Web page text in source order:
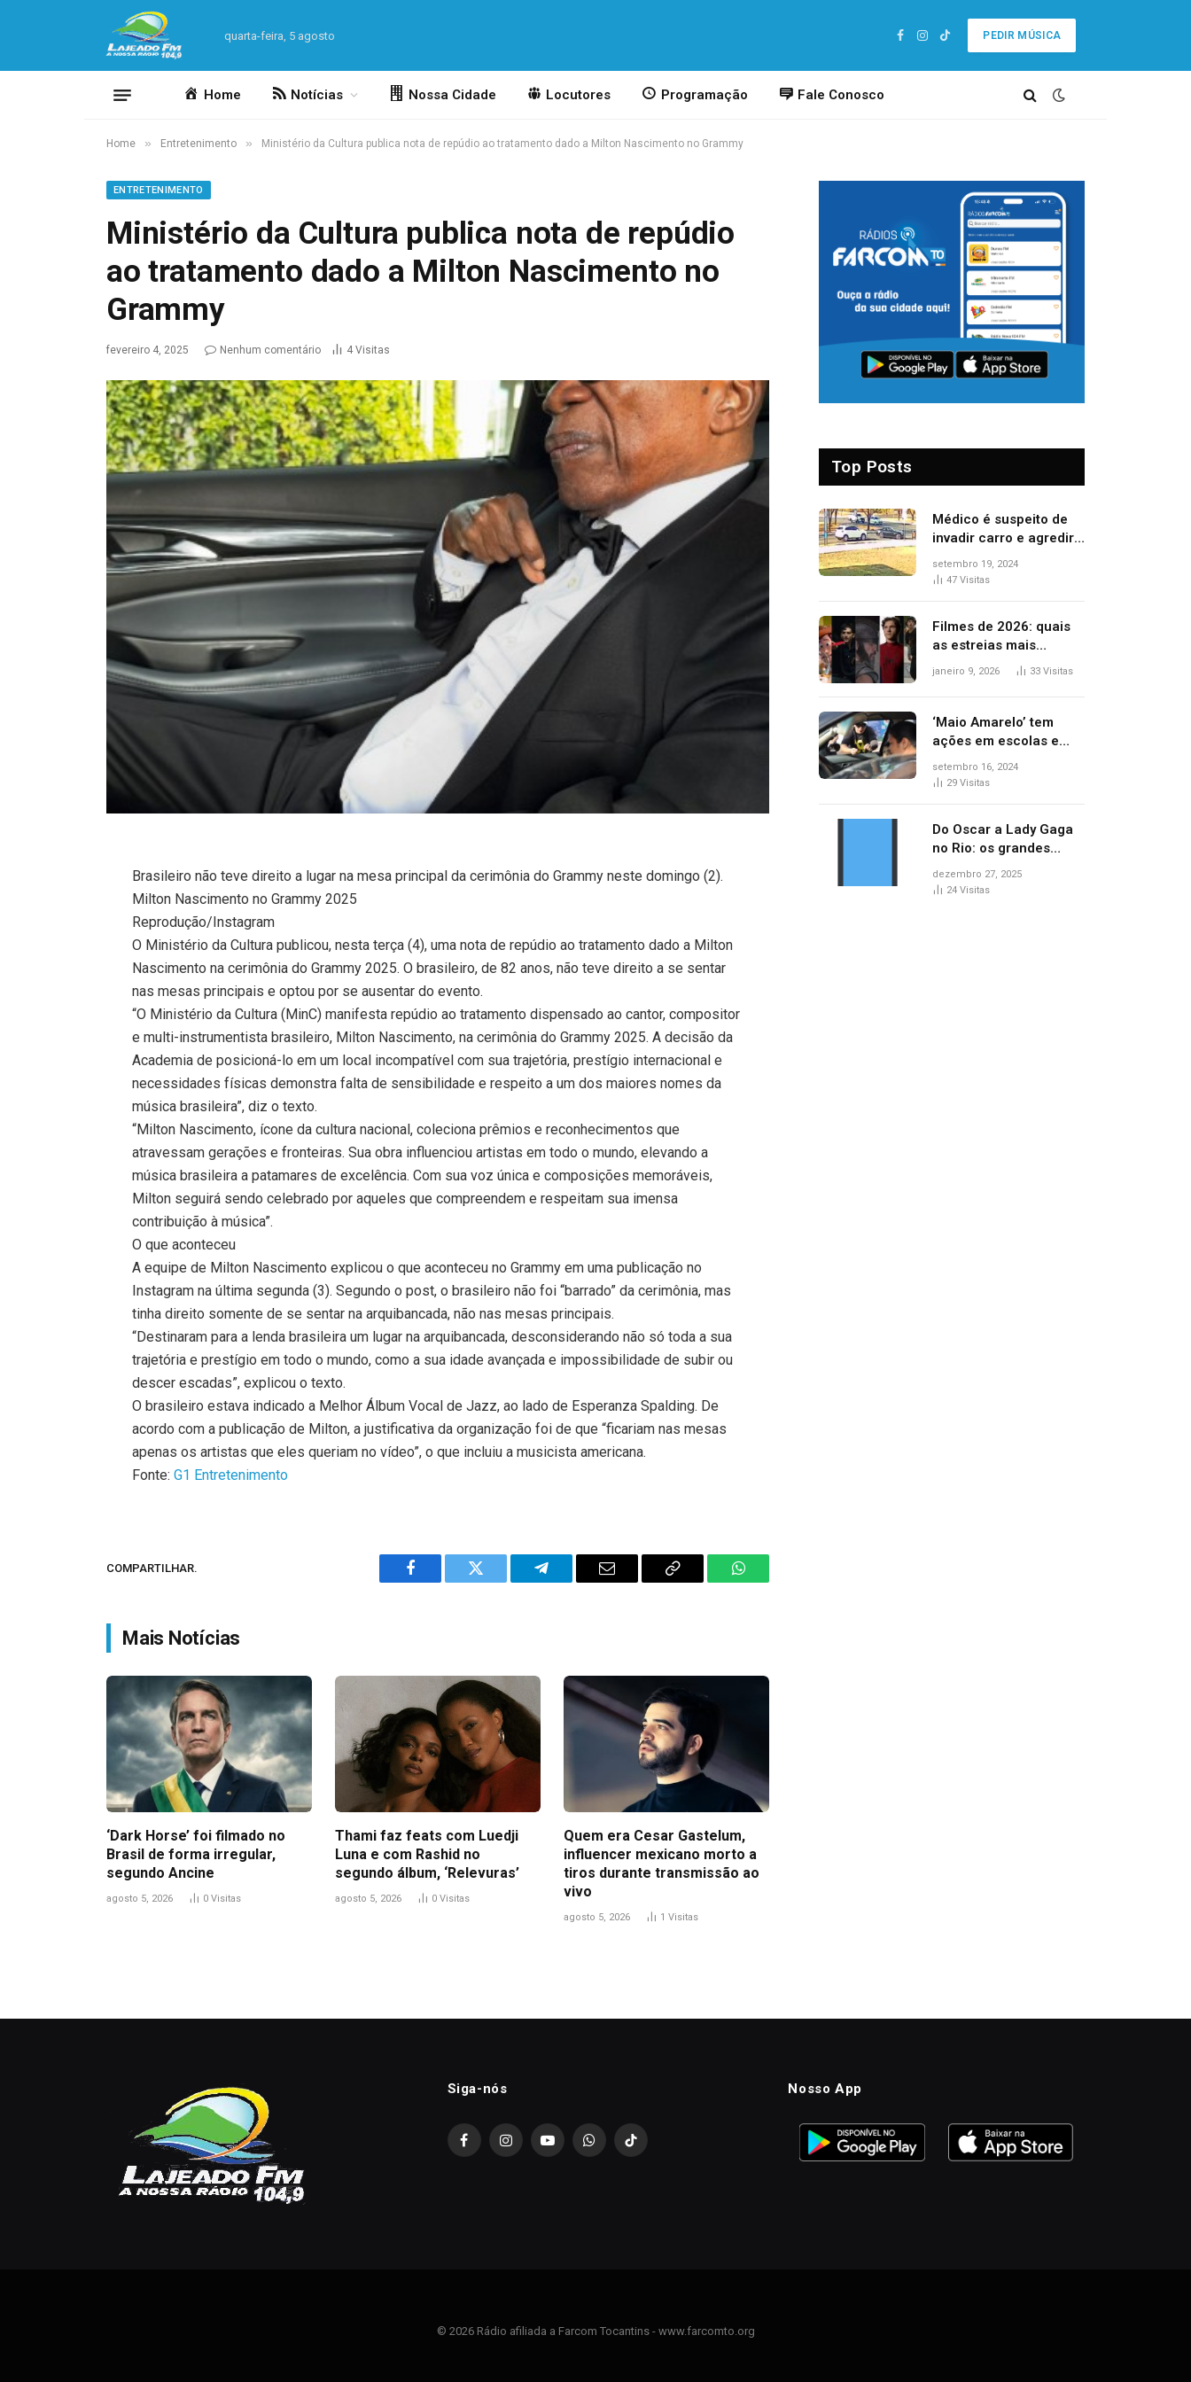
quarta-feira, 5 agosto
Facebook
Instagram
TikTok
PEDIR MÚSICA
Home Notícias Nossa Cidade Locutores Programação Fale Conosco
Home » Entretenimento » Ministério da Cultura publica nota de repúdio ao tratamento dado a Milton Nascimento no Grammy
ENTRETENIMENTO
Ministério da Cultura publica nota de repúdio
ao tratamento dado a Milton Nascimento no
Grammy
fevereiro 4, 2025 Nenhum comentário 4 Visitas
Brasileiro não teve direito a lugar na mesa principal da cerimônia do Grammy neste domingo (2).
Milton Nascimento no Grammy 2025
Reprodução/Instagram
O Ministério da Cultura publicou, nesta terça (4), uma nota de repúdio ao tratamento dado a Milton
Nascimento na cerimônia do Grammy 2025. O brasileiro, de 82 anos, não teve direito a se sentar
nas mesas principais e optou por se ausentar do evento.
“O Ministério da Cultura (MinC) manifesta repúdio ao tratamento dispensado ao cantor, compositor
e multi-instrumentista brasileiro, Milton Nascimento, na cerimônia do Grammy 2025. A decisão da
Academia de posicioná-lo em um local incompatível com sua trajetória, prestígio internacional e
necessidades físicas demonstra falta de sensibilidade e respeito a um dos maiores nomes da
música brasileira”, diz o texto.
“Milton Nascimento, ícone da cultura nacional, coleciona prêmios e reconhecimentos que
atravessam gerações e fronteiras. Sua obra influenciou artistas em todo o mundo, elevando a
música brasileira a patamares de excelência. Com sua voz única e composições memoráveis,
Milton seguirá sendo celebrado por aqueles que compreendem e respeitam sua imensa
contribuição à música”.
O que aconteceu
A equipe de Milton Nascimento explicou o que aconteceu no Grammy em uma publicação no
Instagram na última segunda (3). Segundo o post, o brasileiro não foi “barrado” da cerimônia, mas
tinha direito somente de se sentar na arquibancada, não nas mesas principais.
“Destinaram para a lenda brasileira um lugar na arquibancada, desconsiderando não só toda a sua
trajetória e prestígio em todo o mundo, como a sua idade avançada e impossibilidade de subir ou
descer escadas”, explicou o texto.
O brasileiro estava indicado a Melhor Álbum Vocal de Jazz, ao lado de Esperanza Spalding. De
acordo com a publicação de Milton, a justificativa da organização foi de que “ficariam nas mesas
apenas os artistas que eles queriam no vídeo”, o que incluiu a musicista americana.
Fonte:G1 Entretenimento
COMPARTILHAR.
Facebook Twitter Telegram Email
Copy
WhatsApp
Mais Notícias
‘Dark Horse’ foi filmado no
Brasil de forma irregular,
segundo Ancine
agosto 5, 2026 0 Visitas
Thami faz feats com Luedji
Luna e com Rashid no
segundo álbum, ‘Relevuras’
agosto 5, 2026 0 Visitas
Quem era Cesar Gastelum,
influencer mexicano morto a
tiros durante transmissão ao
vivo
agosto 5, 2026 1 Visitas
Top Posts
Médico é suspeito de
invadir carro e agredir
delegado aposentado
durante confusão no
setembro 19, 2024
47 Visitas
Filmes de 2026: quais
as estreias mais
aguardadas do ano?
janeiro 9, 2026 33 Visitas
‘Maio Amarelo’ tem
ações em escolas e
ruas para prevenir
acidentes no trânsito
setembro 16, 2024
29 Visitas
Do Oscar a Lady Gaga
no Rio: os grandes
marcos da cultura em
2025
dezembro 27, 2025
24 Visitas
Siga-nós
FacebookInstagramYouTubeWhatsAppTikTok
Nosso App
© 2026 Rádio afiliada a Farcom Tocantins - www.farcomto.org